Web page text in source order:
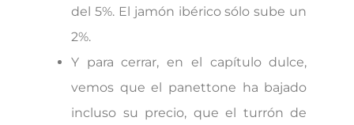
del 5%. El jamón ibérico sólo sube un
2%.
Y para cerrar, en el capítulo dulce,
vemos que el panettone ha bajado
incluso su precio, que el turrón de